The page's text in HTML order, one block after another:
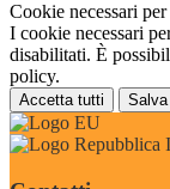
Cookie necessari
I cookie necessari
disabilitati. È
policy.
Accetta tutti